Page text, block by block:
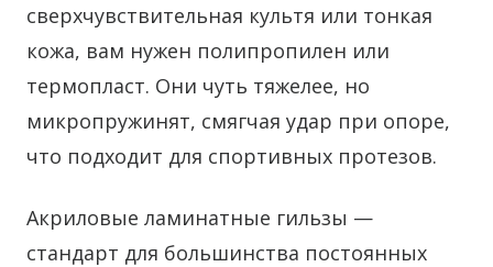
сверхчувствительная культя или тонкая
кожа, вам нужен полипропилен или
термопласт. Они чуть тяжелее, но
микропружинят, смягчая удар при опоре,
что подходит для спортивных протезов.
Акриловые ламинатные гильзы —
стандарт для большинства постоянных